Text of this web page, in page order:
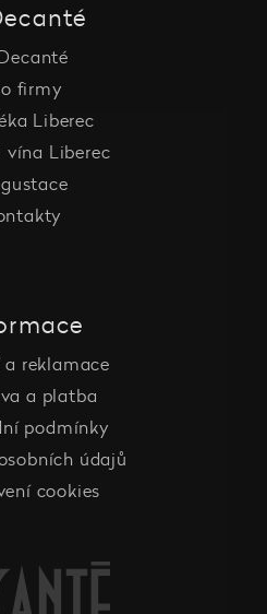
firmy
Liberec
vína Liberec
reklamace
a platba
podmínky
údajů
cookies